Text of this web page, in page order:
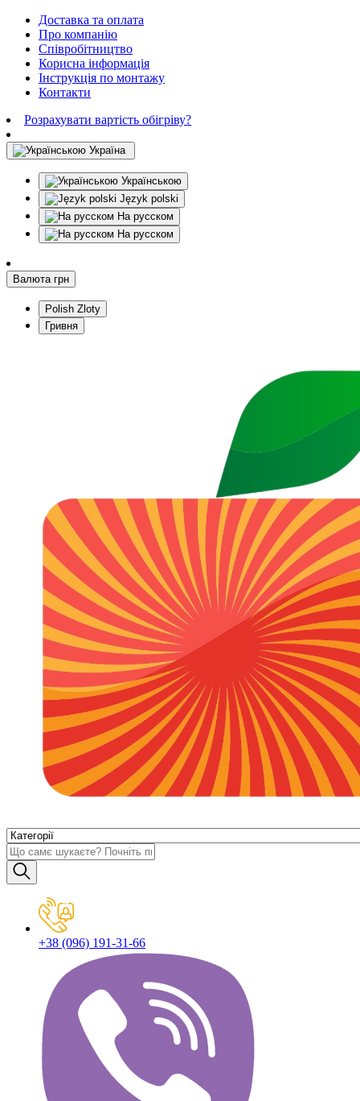
Доставка та оплата
Про компанію
Співробітництво
Корисна інформація
Інструкція по монтажу
Контакти
Розрахувати вартість обігріву?
Україна
Українською
Język polski
На русском
На русском
Валюта грн
Polish Zloty
Гривня
+38 (096) 191-31-66